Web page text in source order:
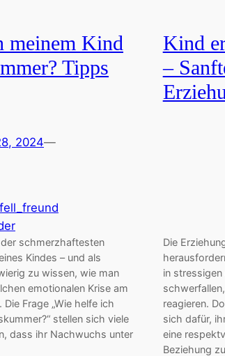
meinem Kind
Tipps
2024—
schmerzhaftesten
Kindes – und als
zu wissen, wie man
emotionalen Krise am
Frage „Wie helfe ich
stellen sich viele
dass ihr Nachwuchs unter
Kind
–
Die
in
reagieren.
sich dafür,
eine
Beziehung